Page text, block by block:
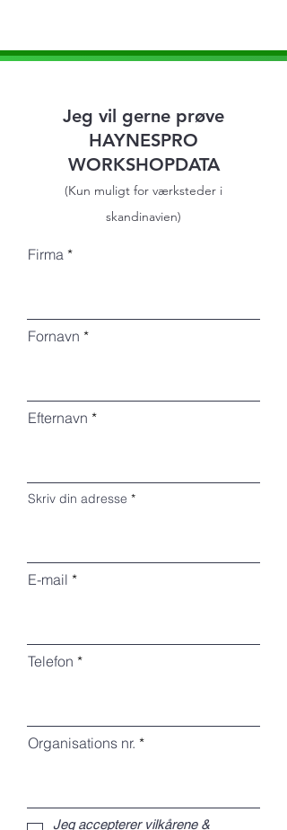
Jeg vil gerne prøve
HAYNESPRO
WORKSHOPDATA
(Kun muligt for værksteder i
skandinavien)
Firma
Fornavn
Efternavn
Skriv din adresse
E-mail
Telefon
Organisations nr.
Jeg accepterer vilkårene &